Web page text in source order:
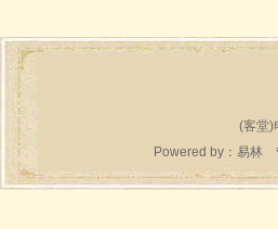
(客堂
Powered by： 易林